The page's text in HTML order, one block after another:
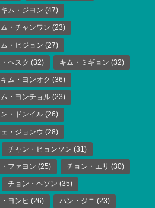
キム・ジヨン (47)
・チャンワン (23)
・ヒジョン (27)
ヘスク (32) キム・ミギョン (32)
キム・ヨンオク (36)
・ヨンチョル (23)
・ドンイル (26)
・ジョンウ (28)
チャン・ヒョンソン (31)
ファヨン (25) チョン・エリ (30)
チョン・ヘソン (35)
ヨンヒ (26) ハン・ジニ (23)